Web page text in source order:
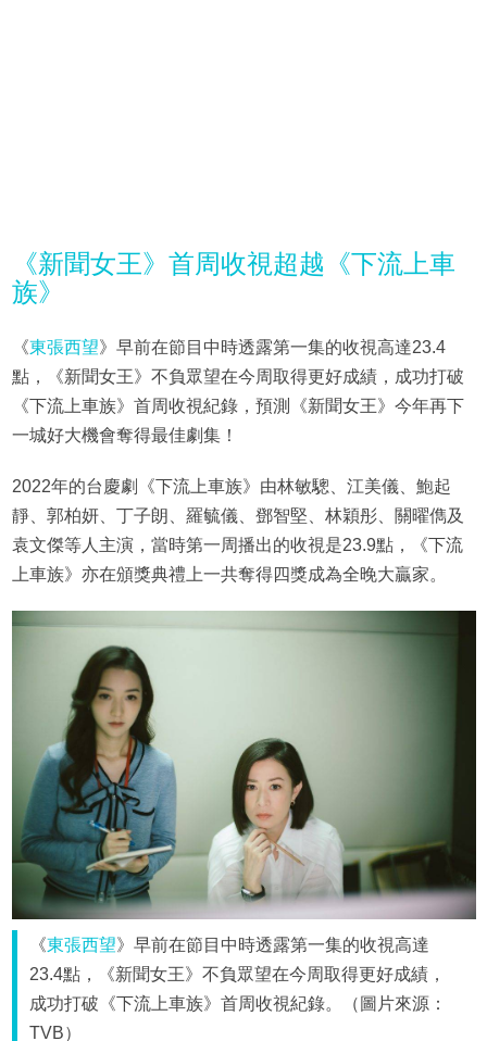
《新聞女王》首周收視超越《下流上車
族》
《東張西望》早前在節目中時透露第一集的收視高達23.4
點，《新聞女王》不負眾望在今周取得更好成績，成功打破
《下流上車族》首周收視紀錄，預測《新聞女王》今年再下
一城好大機會奪得最佳劇集！
2022年的台慶劇《下流上車族》由林敏驄、江美儀、鮑起
靜、郭柏妍、丁子朗、羅毓儀、鄧智堅、林穎彤、關曜儁及
袁文傑等人主演，當時第一周播出的收視是23.9點，《下流
上車族》亦在頒獎典禮上一共奪得四獎成為全晚大贏家。
《東張西望》早前在節目中時透露第一集的收視高達
23.4點，《新聞女王》不負眾望在今周取得更好成績，
成功打破《下流上車族》首周收視紀錄。（圖片來源：
TVB）